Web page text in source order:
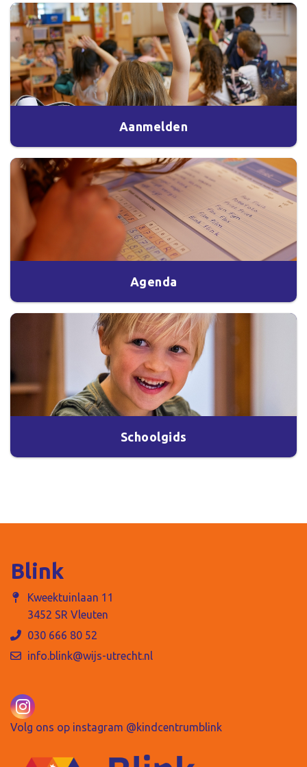
Aanmelden
Agenda
Schoolgids
Blink
Kweektuinlaan 11
3452 SR Vleuten
030 666 80 52
info.blink@wijs-utrecht.nl
Volg ons op instagram @kindcentrumblink